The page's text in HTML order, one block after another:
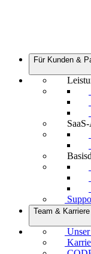
Für Kunden &
Team & Karriere